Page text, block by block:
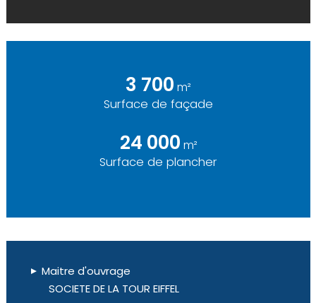
3 700 m²
Surface de façade
24 000 m²
Surface de plancher
Maitre d'ouvrage
SOCIETE DE LA TOUR EIFFEL